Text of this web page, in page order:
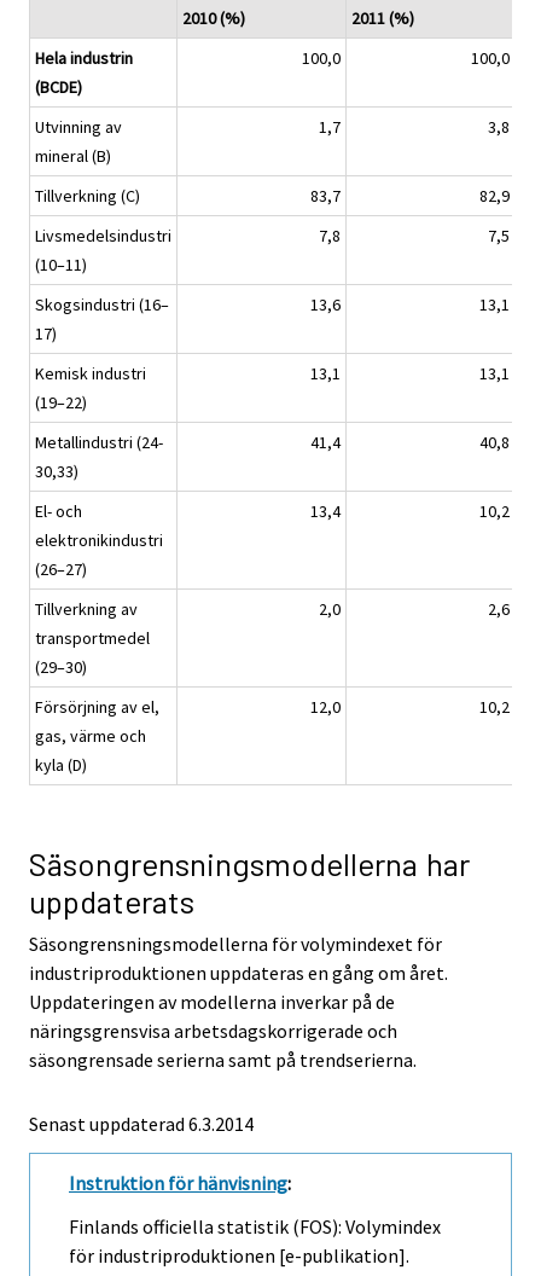
2010 (%) 2011 (%)
Hela industrin
(BCDE)
100,0 100,0
Utvinning av
mineral (B)
1,7 3,8
Tillverkning (C) 83,7
82,9
Livsmedelsindustri
(10–11)
7,8 7,5
Skogsindustri (16–
17)
13,6 13,1
Kemisk industri
(19–22)
13,1 13,1
Metallindustri (24-
30,33)
41,4 40,8
El- och
elektronikindustri
(26–27)
13,4 10,2
Tillverkning av
transportmedel
(29–30)
2,0 2,6
Försörjning av el,
gas, värme och
kyla (D)
12,0 10,2
Säsongrensningsmodellerna har
uppdaterats
Säsongrensningsmodellerna för volymindexet för
industriproduktionen uppdateras en gång om året.
Uppdateringen av modellerna inverkar på de
näringsgrensvisa arbetsdagskorrigerade och
säsongrensade serierna samt på trendserierna.
Senast uppdaterad 6.3.2014
Instruktion för hänvisning:
Finlands officiella statistik (FOS): Volymindex
för industriproduktionen [e-publikation].